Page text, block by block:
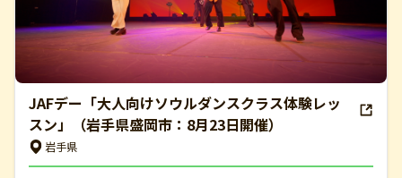
JAFデー「大人向けソウルダンスクラス体験レッ
スン」（岩手県盛岡市：8月23日開催）
岩手県